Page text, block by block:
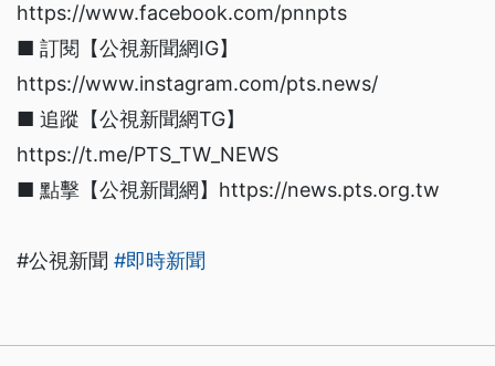
https://www.facebook.com/pnnpts
■ 訂閱【公視新聞網IG】
https://www.instagram.com/pts.news/
■ 追蹤【公視新聞網TG】
https://t.me/PTS_TW_NEWS
■ 點擊【公視新聞網】https://news.pts.org.tw
#公視新聞 #即時新聞